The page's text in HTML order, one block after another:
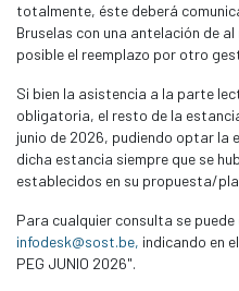
totalmente, éste deberá
Bruselas con una antelación de
posible el reemplazo por otro
Si bien la asistencia a la parte
obligatoria, el resto de la
junio de 2026, pudiendo optar
dicha estancia siempre que se
establecidos en su propuesta/
Para cualquier consulta se
infodesk@sost.be, indicando en
PEG JUNIO 2026".